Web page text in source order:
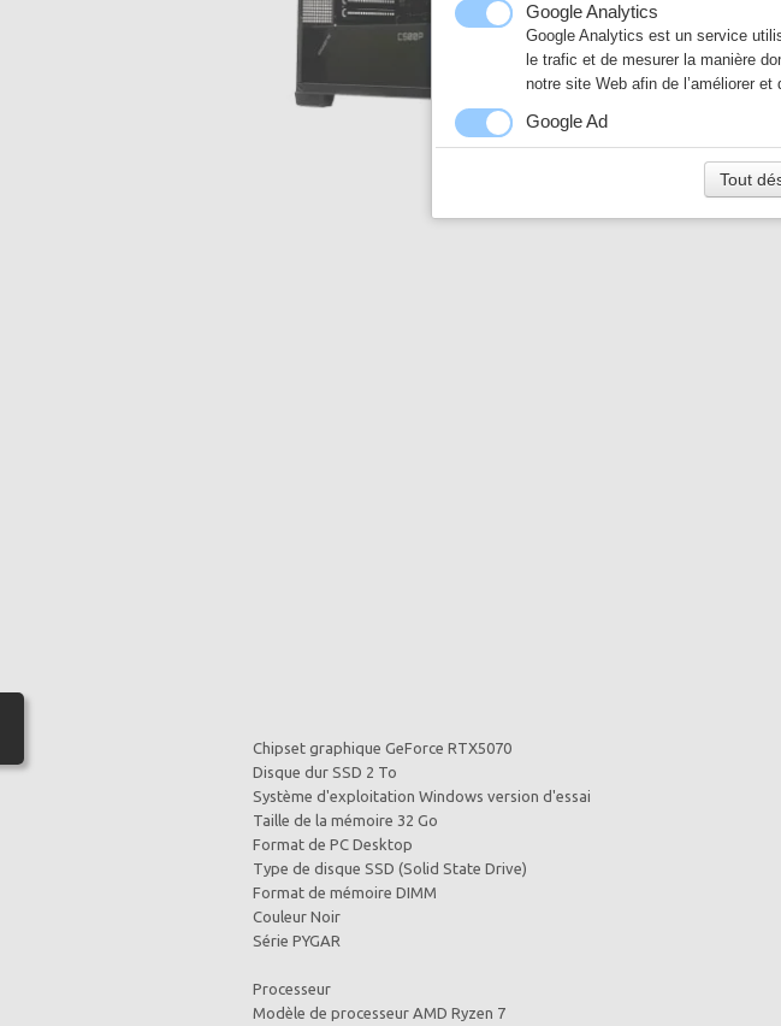
Chipset graphique GeForce RTX5070
Disque dur SSD 2 To
Système d'exploitation Windows version d'essai
Taille de la mémoire 32 Go
Format de PC Desktop
Type de disque SSD (Solid State Drive)
Format de mémoire DIMM
Couleur Noir
Série PYGAR
Processeur
Modèle de processeur AMD Ryzen 7
Google Analytics
Google Analytics est un service
le trafic et de mesurer la manière
notre site Web afin de l’améliorer
Google Ad
Notre site Web utilise Google Ads
acceptez les règles de
https://policies.google.com/
Tout